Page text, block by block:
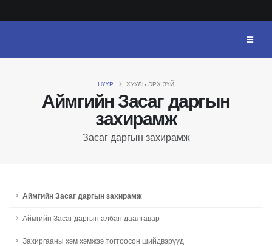
Аймгийн Засаг даргын
захирамж
Засаг даргын захирамж
НҮҮР ХУУЛЬ ЭРХ ЗҮЙ
Аймгийн Засаг даргын захирамж
Аймгийн Засаг даргын албан даалгавар
Захиргааны хэм хэмжээ тогтоосон шийдвэрүүд